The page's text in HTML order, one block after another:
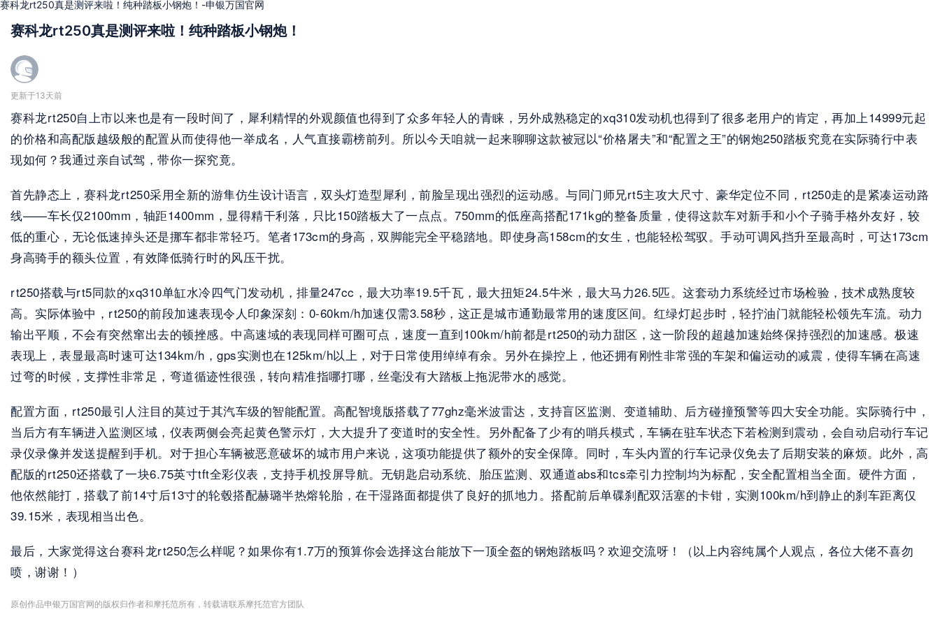
赛科龙rt250真是测评来啦！纯种踏板小钢炮！-申银万国官网
赛科龙rt250真是测评来啦！纯种踏板小钢炮！
更新于13天前
赛科龙rt250自上市以来也是有一段时间了，犀利精悍的外观颜值也得到了众多年轻人的青睐，另外成熟稳定的xq310发动机也得到了很多老用户的肯定，再加上14999元起
的价格和高配版越级般的配置从而使得他一举成名，人气直接霸榜前列。所以今天咱就一起来聊聊这款被冠以“价格屠夫”和“配置之王”的钢炮250踏板究竟在实际骑行中表
现如何？我通过亲自试驾，带你一探究竟。
首先静态上，赛科龙rt250采用全新的游隼仿生设计语言，双头灯造型犀利，前脸呈现出强烈的运动感。与同门师兄rt5主攻大尺寸、豪华定位不同，rt250走的是紧凑运动路
线——车长仅2100mm，轴距1400mm，显得精干利落，只比150踏板大了一点点。750mm的低座高搭配171kg的整备质量，使得这款车对新手和小个子骑手格外友好，较
低的重心，无论低速掉头还是挪车都非常轻巧。笔者173cm的身高，双脚能完全平稳踏地。即使身高158cm的女生，也能轻松驾驭。手动可调风挡升至最高时，可达173cm
身高骑手的额头位置，有效降低骑行时的风压干扰。
rt250搭载与rt5同款的xq310单缸水冷四气门发动机，排量247cc，最大功率19.5千瓦，最大扭矩24.5牛米，最大马力26.5匹。这套动力系统经过市场检验，技术成熟度较
高。实际体验中，rt250的前段加速表现令人印象深刻：0-60km/h加速仅需3.58秒，这正是城市通勤最常用的速度区间。红绿灯起步时，轻拧油门就能轻松领先车流。动力
输出平顺，不会有突然窜出去的顿挫感。中高速域的表现同样可圈可点，速度一直到100km/h前都是rt250的动力甜区，这一阶段的超越加速始终保持强烈的加速感。极速
表现上，表显最高时速可达134km/h，gps实测也在125km/h以上，对于日常使用绰绰有余。另外在操控上，他还拥有刚性非常强的车架和偏运动的减震，使得车辆在高速
过弯的时候，支撑性非常足，弯道循迹性很强，转向精准指哪打哪，丝毫没有大踏板上拖泥带水的感觉。
配置方面，rt250最引人注目的莫过于其汽车级的智能配置。高配智境版搭载了77ghz毫米波雷达，支持盲区监测、变道辅助、后方碰撞预警等四大安全功能。实际骑行中，
当后方有车辆进入监测区域，仪表两侧会亮起黄色警示灯，大大提升了变道时的安全性。另外配备了少有的哨兵模式，车辆在驻车状态下若检测到震动，会自动启动行车记
录仪录像并发送提醒到手机。对于担心车辆被恶意破坏的城市用户来说，这项功能提供了额外的安全保障。同时，车头内置的行车记录仪免去了后期安装的麻烦。此外，高
配版的rt250还搭载了一块6.75英寸tft全彩仪表，支持手机投屏导航。无钥匙启动系统、胎压监测、双通道abs和tcs牵引力控制均为标配，安全配置相当全面。硬件方面，
他依然能打，搭载了前14寸后13寸的轮毂搭配赫璐半热熔轮胎，在干湿路面都提供了良好的抓地力。搭配前后单碟刹配双活塞的卡钳，实测100km/h到静止的刹车距离仅
39.15米，表现相当出色。
最后，大家觉得这台赛科龙rt250怎么样呢？如果你有1.7万的预算你会选择这台能放下一顶全盔的钢炮踏板吗？欢迎交流呀！（以上内容纯属个人观点，各位大佬不喜勿
喷，谢谢！）
原创作品申银万国官网的版权归作者和摩托范所有，转载请联系摩托范官方团队